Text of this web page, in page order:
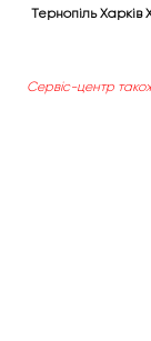
Тернопіль Харків
Сервіс-центр